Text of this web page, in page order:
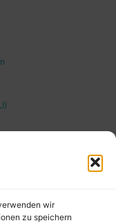
wir
zu speichern